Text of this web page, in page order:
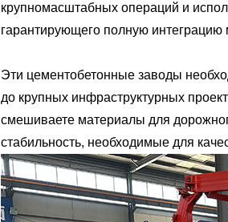
крупномасштабных операций и
гарантирующего полную интеграцию
Эти цементобетонные заводы
до крупных инфраструктурных
смешиваете материалы для
стабильность, необходимые для